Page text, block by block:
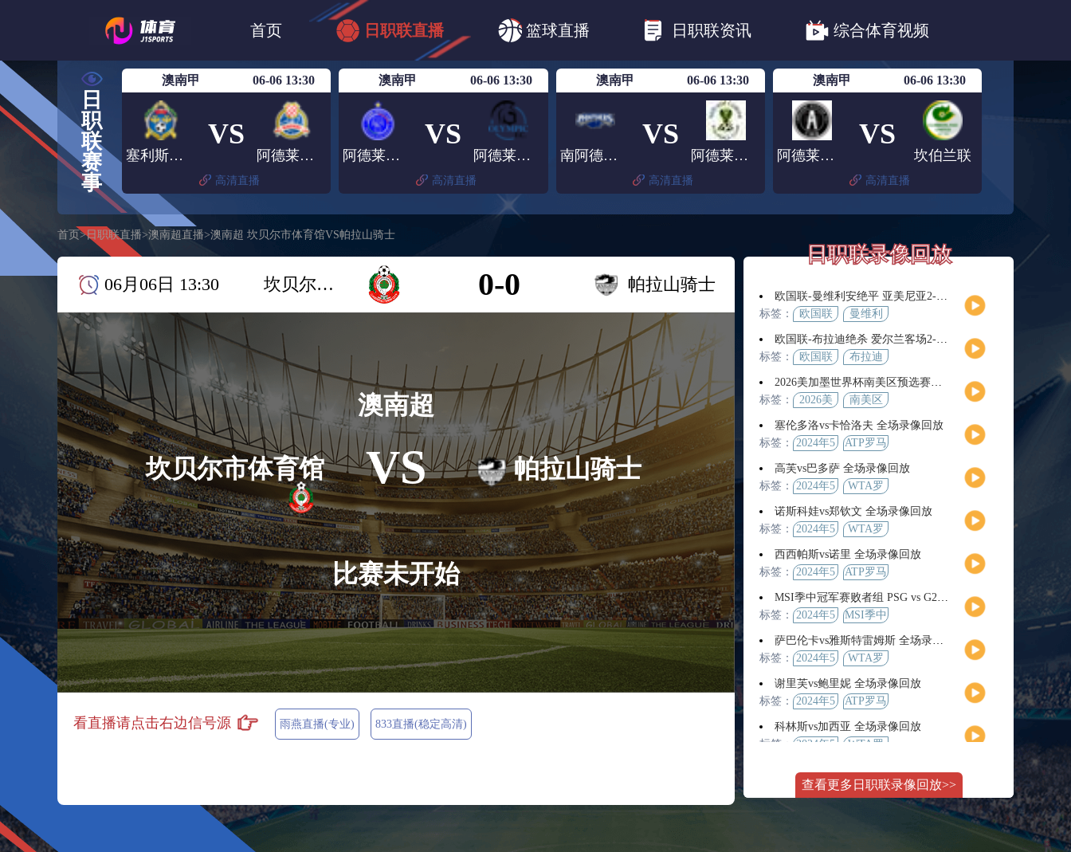
首页 日职联直播 篮球直播 日职联资讯 综合体育视频
日篮B1 日职联 日职联FC东京
日职联广岛三箭
日
职
联
赛
事
澳南甲 06-06 13:30
塞利斯贝瑞联
VS
阿德莱德SC
高清直播
澳南甲 06-06 13:30
阿德莱德蓝鹰
VS
阿德莱德奥林匹克
高清直播
澳南甲 06-06 13:30
南阿德莱德黑豹
VS
阿德莱德眼镜蛇
高清直播
澳南甲 06-06 13:30
阿德莱德竞技
VS
坎伯兰联
高清直播
首页 >日职联直播>澳南超直播>澳南超 坎贝尔市体育馆VS帕拉山骑士
06月06日 13:30 坎贝尔市体育馆 0-0 帕拉山骑士
坎贝尔市体育馆
澳南超
VS
比赛未开始
帕拉山骑士
看直播请点击右边信号源 雨燕直播(专业) 833直播(稳定高清)
日职联录像回放
欧国联-曼维利安绝平 亚美尼亚2-2法罗群岛
标签：
欧国联
曼维利
欧国联-布拉迪绝杀 爱尔兰客场2-1逆转芬兰
标签：
欧国联 布拉迪
2026美加墨世界杯南美区预选赛第9轮全场集锦
标签：
2026美
界杯
南美区
塞伦多洛vs卡恰洛夫 全场录像回放
标签：
2024年5
ATP罗马
男单第3
轮
高芙vs巴多萨 全场录像回放
标签：
2024年5
WTA罗
赛女单
第4轮
诺斯科娃vs郑钦文 全场录像回放
标签：
2024年5
WTA罗
赛女单
第3轮
西西帕斯vs诺里 全场录像回放
标签：
2024年5
ATP罗马
男单第3
轮
MSI季中冠军赛败者组 PSG vs G2 全场录像回放
标签：
2024年5
MSI季中
败者组
萨巴伦卡vs雅斯特雷姆斯 全场录像回放
标签：
2024年5
WTA罗
赛女单
第3轮
谢里芙vs鲍里妮 全场录像回放
标签：
2024年5
ATP罗马
女单第2
轮
科林斯vs加西亚 全场录像回放
标签：
2024年5
WTA罗
赛女单
第3轮
斯维托丽娜vs萨巴伦卡 全场录像回放
2024年5
月14日
WTA罗
马公开
纳波利塔诺vs贾里 全场录像回放
查看更多日职联录像回放>>